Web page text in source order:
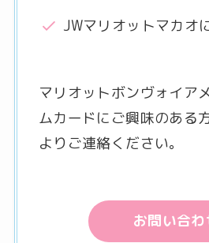
JWマリオットマカオ
マリオットボンヴォイア
ムカードにご興味のある
よりご連絡ください。
お問い合わ